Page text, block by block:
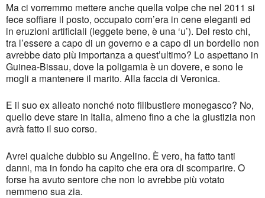
Ma ci vorremmo mettere anche quella volpe che nel 2011 si
fece soffiare il posto, occupato com’era in cene eleganti ed
in eruzioni artificiali (leggete bene, è una ‘u’). Del resto chi,
tra l’essere a capo di un governo e a capo di un bordello non
avrebbe dato più importanza a quest’ultimo? Lo aspettano in
Guinea-Bissau, dove la poligamia è un dovere, e sono le
mogli a mantenere il marito. Alla faccia di Veronica.
E il suo ex alleato nonché noto filibustiere monegasco? No,
quello deve stare in Italia, almeno fino a che la giustizia non
avrà fatto il suo corso.
Avrei qualche dubbio su Angelino. È vero, ha fatto tanti
danni, ma in fondo ha capito che era ora di scomparire. O
forse ha avuto sentore che non lo avrebbe più votato
nemmeno sua zia.